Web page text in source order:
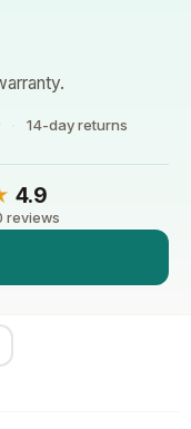
14-day returns
4.9
reviews